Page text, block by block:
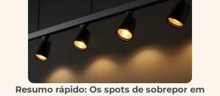
Resumo rápido: Os spots de sobrepor em